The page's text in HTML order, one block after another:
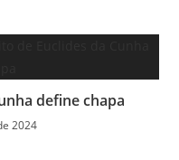
define chapa
2024